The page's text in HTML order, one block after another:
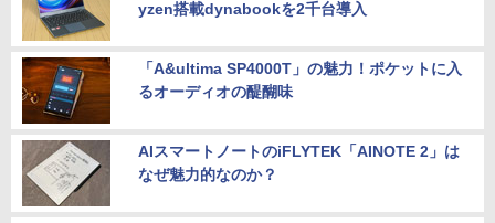
yzen搭載dynabookを2千台導入
「A&ultima SP4000T」の魅力！ポケットに入
るオーディオの醍醐味
AIスマートノートのiFLYTEK「AINOTE 2」は
なぜ魅力的なのか？